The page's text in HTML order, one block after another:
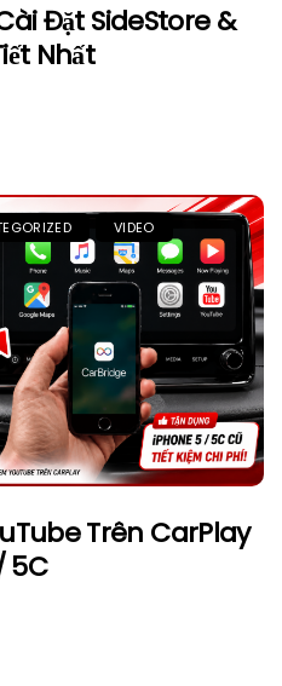
Đặt SideStore &
Nhất
VIDEO
Trên CarPlay
5C